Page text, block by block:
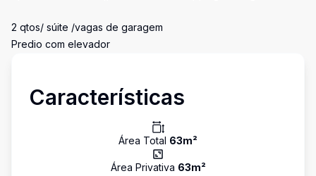
2 qtos/ súite /vagas de garagem
Predio com elevador
Características
Área Total 63m²
Área Privativa 63m²